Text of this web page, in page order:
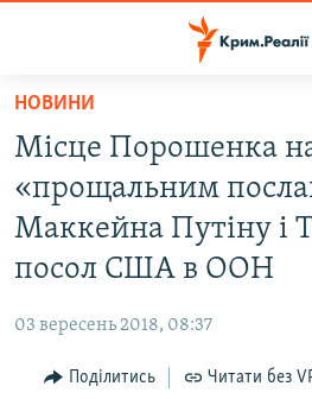
Перейти
основного
матеріалу
Перейти
до
основної
Перейти
пошуку
ВОДА.КРИМ
ВІДЕО ТА ФОТО
ПОЛІТИКА
ПОГЛЯД
ІНТЕРВ'Ю
НОВИНИ
Місце Порошенка
«прощальним
Маккейна Путіну і
посол США в ООН
03 вересень 2018, 08:37
Поділитись Читати без